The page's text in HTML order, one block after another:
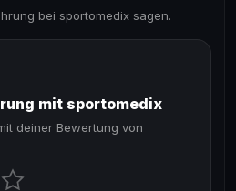
bei sportomedix sagen.
mit sportomedix
deiner Bewertung von